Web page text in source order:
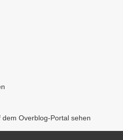
Overblog-Portal sehen